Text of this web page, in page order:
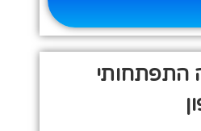
התפתחותי